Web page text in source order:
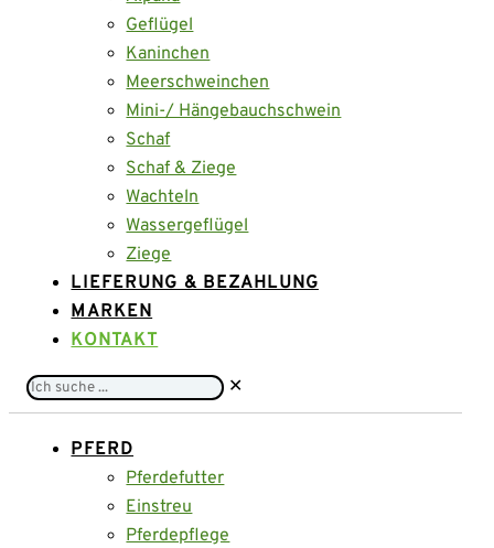
Geflügel
Kaninchen
Meerschweinchen
Mini-/ Hängebauchschwein
Schaf
Schaf & Ziege
Wachteln
Wassergeflügel
Ziege
LIEFERUNG & BEZAHLUNG
MARKEN
KONTAKT
Ich
suche
✕
PFERD
Pferdefutter
Einstreu
Pferdepflege